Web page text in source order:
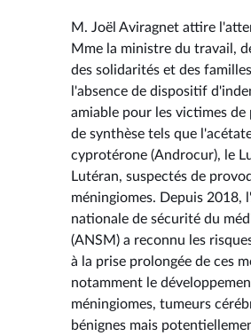
M. Joël Aviragnet attire
Mme la ministre du travail,
des solidarités et des
l'absence de dispositif
amiable pour les victimes
de synthèse tels que
cyprotérone (Androcur), le
Lutéran, suspectés de
méningiomes. Depuis 2018,
nationale de sécurité du
(ANSM) a reconnu les
à la prise prolongée de ces
notamment le
méningiomes, tumeurs
bénignes mais